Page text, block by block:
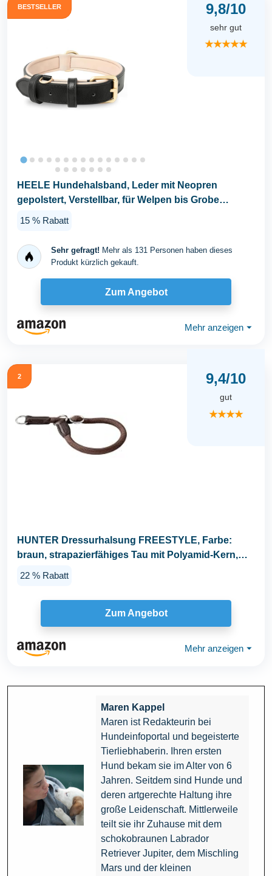
BESTSELLER 9,8/10
sehr gut
★★★★★
HEELE Hundehalsband, Leder mit Neopren
gepolstert, Verstellbar, für Welpen bis Grobe
15 % Rabatt
Sehr gefragt! Mehr als 131 Personen haben dieses
Produkt kürzlich gekauft.
Zum Angebot
Mehr anzeigen ⏷
2 9,4/10
gut
★★★★
HUNTER Dressurhalsung FREESTYLE, Farbe:
braun, strapazierfähiges Tau mit Polyamid-Kern,
22 % Rabatt
Zum Angebot
Mehr anzeigen ⏷
Maren Kappel
Maren ist Redakteurin bei
Hundeinfoportal und begeisterte
Tierliebhaberin. Ihren ersten
Hund bekam sie im Alter von 6
Jahren. Seitdem sind Hunde und
deren artgerechte Haltung ihre
große Leidenschaft. Mittlerweile
teilt sie ihr Zuhause mit dem
schokobraunen Labrador
Retriever Jupiter, dem Mischling
Mars und der kleinen